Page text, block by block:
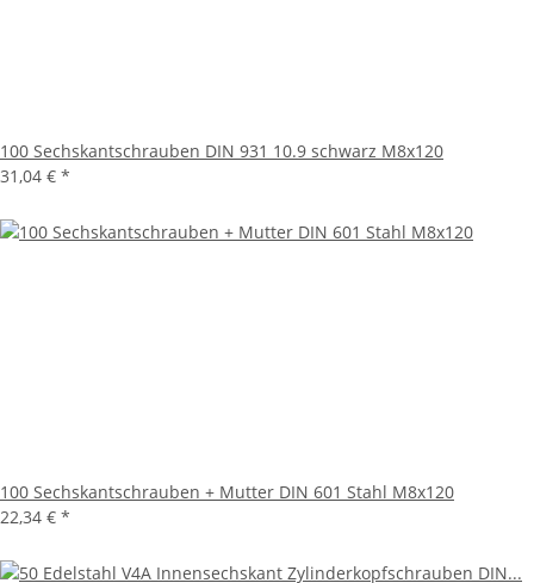
100 Sechskantschrauben DIN 931 10.9 schwarz M8x120
31,04 € *
100 Sechskantschrauben + Mutter DIN 601 Stahl M8x120
22,34 € *